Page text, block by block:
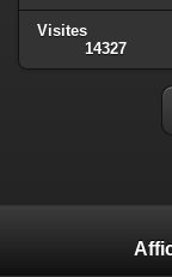
Visites
14327